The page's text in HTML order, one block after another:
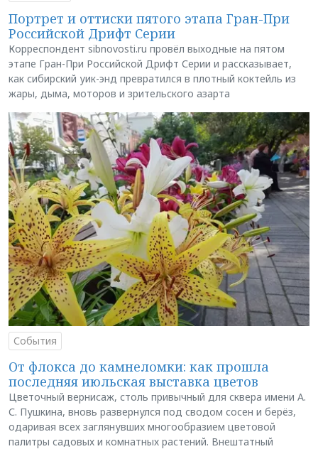
Портрет и оттиски пятого этапа Гран-При
Российской Дрифт Серии
Корреспондент sibnovosti.ru провёл выходные на пятом
этапе Гран-При Российской Дрифт Серии и рассказывает,
как сибирский уик-энд превратился в плотный коктейль из
жары, дыма, моторов и зрительского азарта
События
От флокса до камнеломки: как прошла
последняя июльская выставка цветов
Цветочный вернисаж, столь привычный для сквера имени А.
С. Пушкина, вновь развернулся под сводом сосен и берёз,
одаривая всех заглянувших многообразием цветовой
палитры садовых и комнатных растений. Внештатный